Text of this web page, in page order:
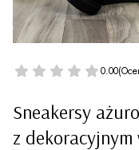
0.00
Sneakersy
z